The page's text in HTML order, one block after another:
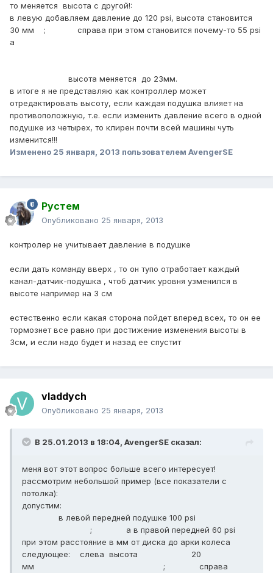
то меняется высота с другой!:
в левую добавляем давление до 120 psi, высота становится
30 мм ; справа при этом становится почему-то 55 psi
а
высота меняется до 23мм.
в итоге я не представляю как контроллер может
отредактировать высоту, если каждая подушка влияет на
противоположную, т.е. если изменить давление всего в одной
подушке из четырех, то клирен почти всей машины чуть
изменится!!!
Изменено 25 января, 2013 пользователем AvengerSE
Рустем
Опубликовано 25 января, 2013
контролер не учитывает давление в подушке
если дать команду вверх , то он тупо отработает каждый
канал-датчик-подушка , чтоб датчик уровня узменился в
высоте например на 3 см
естественно если какая сторона пойдет вперед всех, то он ее
тормознет все равно при достижение изменения высоты в
3см, и если надо будет и назад ее спустит
vladdych
Опубликовано 25 января, 2013
В 25.01.2013 в 18:04, AvengerSE сказал:
меня вот этот вопрос больше всего интересует!
рассмотрим небольшой пример (все показатели с
потолка):
допустим:
в левой передней подушке 100 psi
; а в правой передней 60 psi
при этом расстояние в мм от диска до арки колеса
следующее: слева высота 20
мм ; справа